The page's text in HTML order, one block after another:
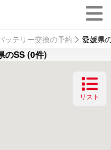
ッテリー交換の予約 愛媛県
のSS (0件)
リスト